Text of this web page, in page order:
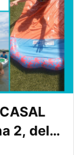
2, del
13:45)